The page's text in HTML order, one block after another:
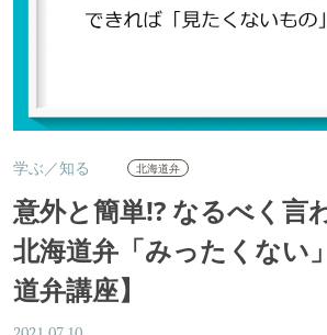
学ぶ／知る 北海道弁
意外と簡単!? なるべく言
北海道弁「みったくない
道弁講座】